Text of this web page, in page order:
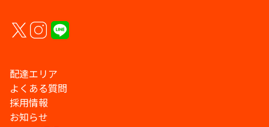
配達エリア
よくある質問
採用情報
お知らせ